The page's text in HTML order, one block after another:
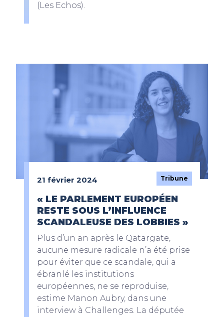
(Les Echos).
21 février 2024 Tribune
« LE PARLEMENT EUROPÉEN
RESTE SOUS L’INFLUENCE
SCANDALEUSE DES LOBBIES »
Plus d’un an après le Qatargate,
aucune mesure radicale n’a été prise
pour éviter que ce scandale, qui a
ébranlé les institutions
européennes, ne se reproduise,
estime Manon Aubry, dans une
interview à Challenges. La députée